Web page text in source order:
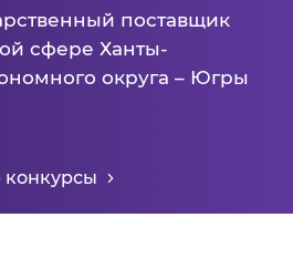
поставщик
сфере Ханты-
округа – Югры
конкурсы